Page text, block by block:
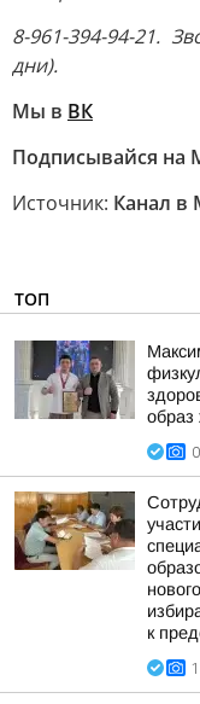
8-961-394-94-21.
дни).
Мы в ВК
Подписывайся на
Источник: Канал
ТОП
образ
к